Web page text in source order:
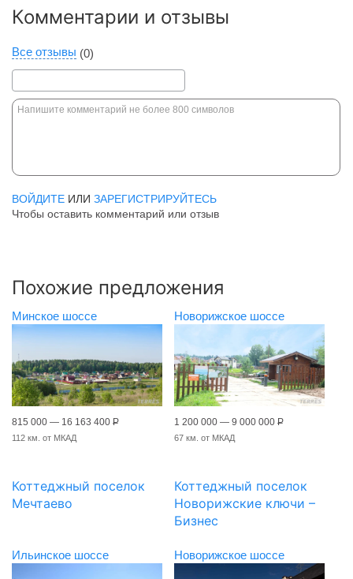
Комментарии и отзывы
Все отзывы (0)
ВОЙДИТЕ ИЛИ ЗАРЕГИСТРИРУЙТЕСЬ
Чтобы оставить комментарий или отзыв
Похожие предложения
Минское шоссе
815 000 — 16 163 400 Р
112 км. от МКАД
Коттеджный поселок
Мечтаево
Новорижское шоссе
1 200 000 — 9 000 000 Р
67 км. от МКАД
Коттеджный поселок
Новорижские ключи –
Бизнес
Ильинское шоссе Новорижское шоссе